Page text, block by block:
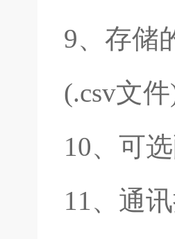
9、存储
(.csv文
10、可
11、通